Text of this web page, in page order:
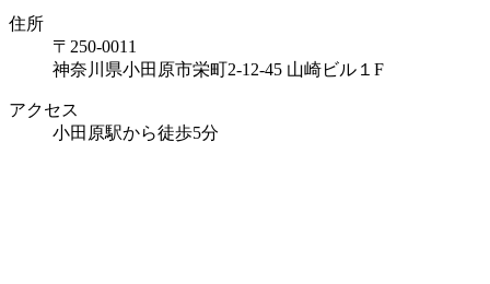
住所
〒250-0011
神奈川県小田原市栄町2-12-45 山崎ビル１F
アクセス
小田原駅から徒歩5分